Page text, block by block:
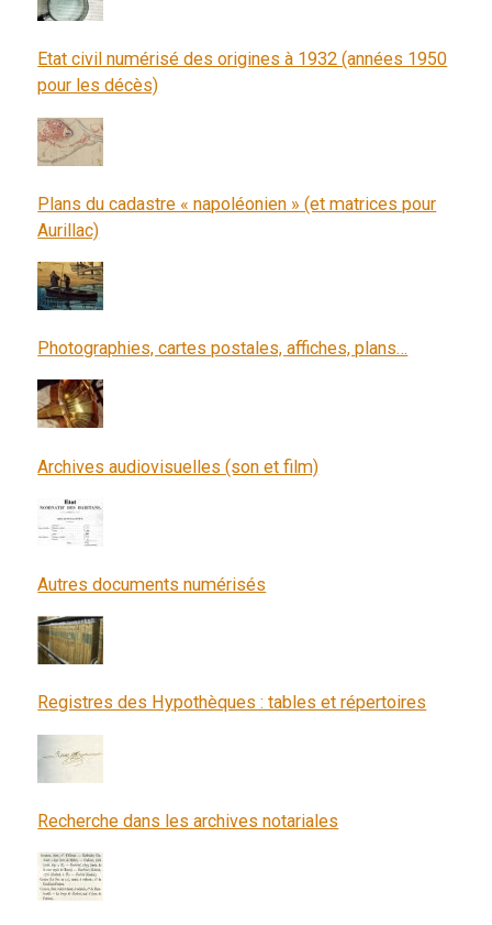
Etat civil numérisé des origines à 1932 (années 1950
pour les décès)
Plans du cadastre « napoléonien » (et matrices pour
Aurillac)
Photographies, cartes postales, affiches, plans…
Archives audiovisuelles (son et film)
Autres documents numérisés
Registres des Hypothèques : tables et répertoires
Recherche dans les archives notariales